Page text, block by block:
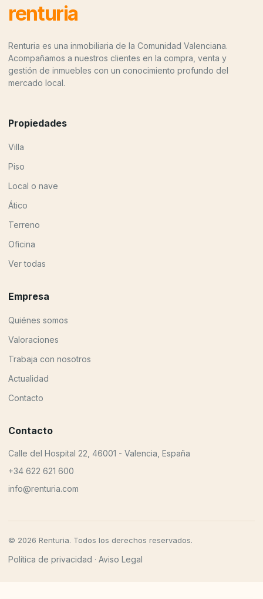
renturia
Renturia es una inmobiliaria de la Comunidad Valenciana.
Acompañamos a nuestros clientes en la compra, venta y
gestión de inmuebles con un conocimiento profundo del
mercado local.
Propiedades
Villa
Piso
Local o nave
Ático
Terreno
Oficina
Ver todas
Empresa
Quiénes somos
Valoraciones
Trabaja con nosotros
Actualidad
Contacto
Contacto
Calle del Hospital 22, 46001 - Valencia, España
+34 622 621 600
info@renturia.com
© 2026 Renturia. Todos los derechos reservados.
Política de privacidad · Aviso Legal